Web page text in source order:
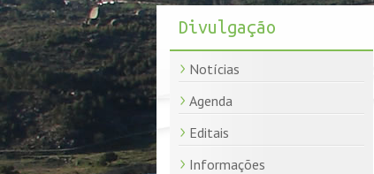
Divulgação
Notícias
Agenda
Editais
Informações